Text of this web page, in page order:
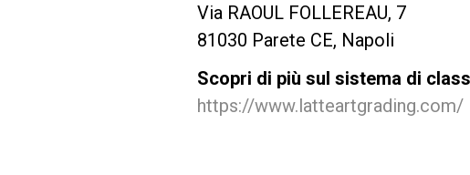
Via RAOUL FOLLEREAU, 7
81030 Parete CE, Napoli
Scopri di più sul sistema di
https://www.latteartgrading.com/